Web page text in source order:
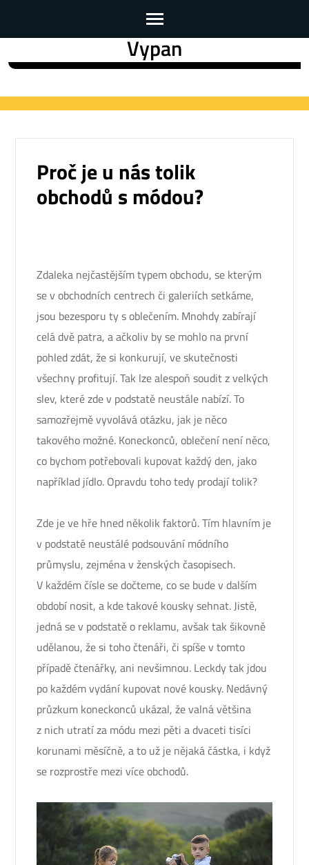
to
(Press
Vypan
Proč je u nás tolik
obchodů s módou?
Zdaleka nejčastějším typem obchodu, se kterým
se v obchodních centrech či galeriích setkáme,
jsou bezesporu ty s oblečením. Mnohdy zabírají
celá dvě patra, a ačkoliv by se mohlo na první
pohled zdát, že si konkurují, ve skutečnosti
všechny profitují. Tak lze alespoň soudit z velkých
slev, které zde v podstatě neustále nabízí. To
samozřejmě vyvolává otázku, jak je něco
takového možné. Koneckonců, oblečení není něco,
co bychom potřebovali kupovat každý den, jako
například jídlo. Opravdu toho tedy prodají tolik?
Zde je ve hře hned několik faktorů. Tím hlavním je
v podstatě neustálé podsouvání módního
průmyslu, zejména v ženských časopisech.
V každém čísle se dočteme, co se bude v dalším
období nosit, a kde takové kousky sehnat. Jistě,
jedná se v podstatě o reklamu, avšak tak šikovně
udělanou, že si toho čtenáři, či spíše v tomto
případě čtenářky, ani nevšimnou. Leckdy tak jdou
po každém vydání kupovat nové kousky. Nedávný
průzkum koneckonců ukázal, že valná většina
z nich utratí za módu mezi pěti a dvaceti tisíci
korunami měsíčně, a to už je nějaká částka, i když
se rozprostře mezi více obchodů.